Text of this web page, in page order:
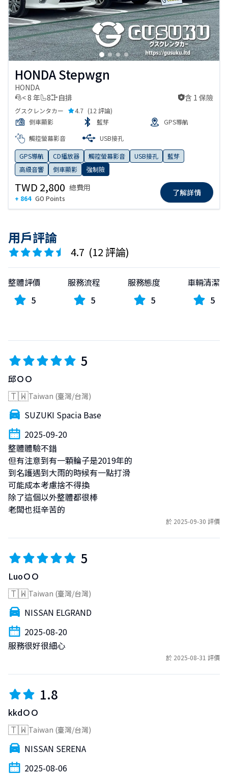
HONDA Stepwgn
HONDA
< 8 年
8 自排
含 1 保險 含 1 保險
グスクレンタカー 4.7 (12 評論)
倒車顯影
藍芽
GPS導航
觸控螢幕影音
USB接孔
GPS導航 CD播放器 觸控螢幕影音 USB接孔
藍芽
高級音響
倒車顯影 強制險
TWD 2,800 總費用
+ 864 GO Points
了解詳情
用戶評論
4.7 (12 評論)
整體評價
5
服務流程
5
服務態度
5
車輛清潔
5
5
邱ＯＯ
🇹🇼Taiwan (臺灣/台灣)
SUZUKI Spacia Base
2025-09-20
整體體驗不錯
但有注意到有一顆輪子是2019年的
到名護遇到大雨的時候有一點打滑
可能成本考慮捨不得換
除了這個以外整體都很棒
老闆也挺辛苦的
於 2025-09-30 評價
5
LuoＯＯ
🇹🇼Taiwan (臺灣/台灣)
NISSAN ELGRAND
2025-08-20
服務很好很細心
於 2025-08-31 評價
1.8
kkdＯＯ
🇹🇼Taiwan (臺灣/台灣)
NISSAN SERENA
2025-08-06